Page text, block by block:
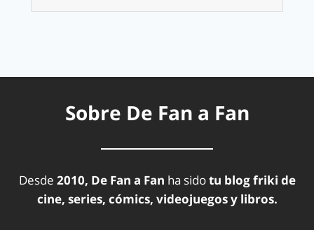
Sobre De Fan a Fan
Desde 2010, De Fan a Fan ha sidotu blog friki de
cine, series, cómics, videojuegos y libros.